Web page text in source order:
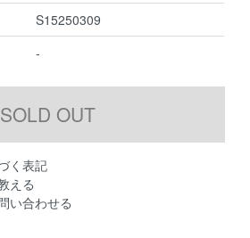
S15250309
-
く表記
える
い合わせる